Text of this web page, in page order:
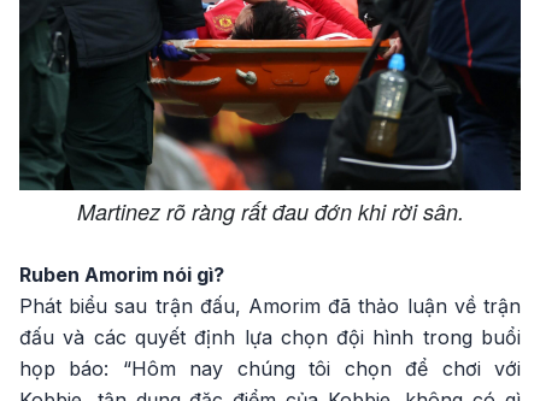
Martinez rõ ràng rất đau đớn khi rời sân.
Ruben Amorim nói gì?
Phát biểu sau trận đấu, Amorim đã thảo luận về trận
đấu và các quyết định lựa chọn đội hình trong buổi
họp báo: “Hôm nay chúng tôi chọn để chơi với